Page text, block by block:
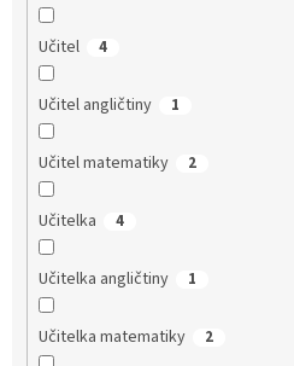
Učitel 4
Učitel angličtiny 1
Učitel matematiky 2
Učitelka 4
Učitelka angličtiny 1
Učitelka matematiky 2